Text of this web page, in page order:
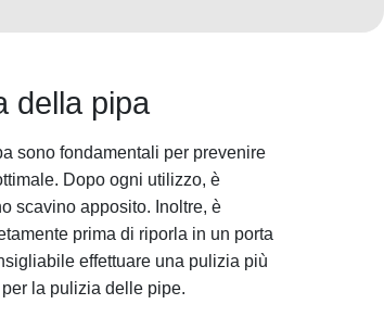
della pipa
sono fondamentali per prevenire
Dopo ogni utilizzo, è
scavino apposito. Inoltre, è
prima di riporla in un porta
effettuare una pulizia più
la pulizia delle pipe.